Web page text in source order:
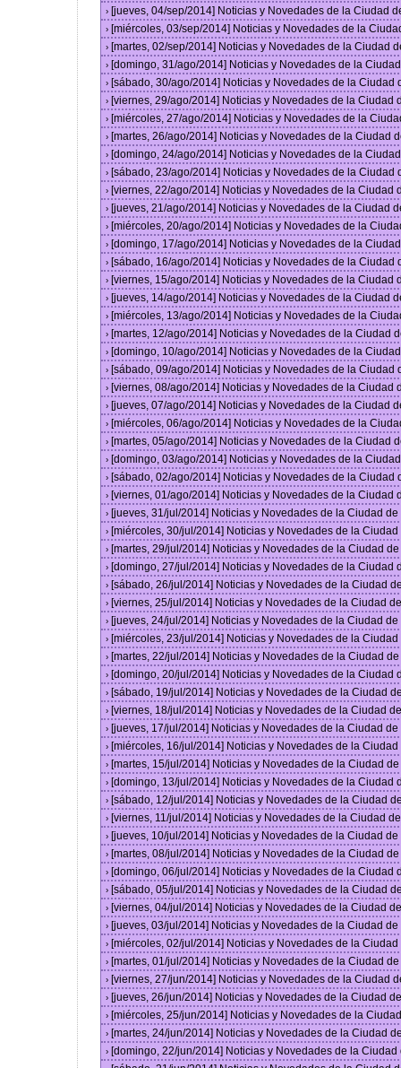
› [jueves, 04/sep/2014] Noticias y Novedades de la Ciudad
› [miércoles, 03/sep/2014] Noticias y Novedades de la
› [martes, 02/sep/2014] Noticias y Novedades de la Ciudad
› [domingo, 31/ago/2014] Noticias y Novedades de la
› [sábado, 30/ago/2014] Noticias y Novedades de la Ciudad
› [viernes, 29/ago/2014] Noticias y Novedades de la Ciudad
› [miércoles, 27/ago/2014] Noticias y Novedades de la
› [martes, 26/ago/2014] Noticias y Novedades de la Ciudad
› [domingo, 24/ago/2014] Noticias y Novedades de la
› [sábado, 23/ago/2014] Noticias y Novedades de la Ciudad
› [viernes, 22/ago/2014] Noticias y Novedades de la Ciudad
› [jueves, 21/ago/2014] Noticias y Novedades de la Ciudad
› [miércoles, 20/ago/2014] Noticias y Novedades de la
› [domingo, 17/ago/2014] Noticias y Novedades de la
› [sábado, 16/ago/2014] Noticias y Novedades de la Ciudad
› [viernes, 15/ago/2014] Noticias y Novedades de la Ciudad
› [jueves, 14/ago/2014] Noticias y Novedades de la Ciudad
› [miércoles, 13/ago/2014] Noticias y Novedades de la
› [martes, 12/ago/2014] Noticias y Novedades de la Ciudad
› [domingo, 10/ago/2014] Noticias y Novedades de la
› [sábado, 09/ago/2014] Noticias y Novedades de la Ciudad
› [viernes, 08/ago/2014] Noticias y Novedades de la Ciudad
› [jueves, 07/ago/2014] Noticias y Novedades de la Ciudad
› [miércoles, 06/ago/2014] Noticias y Novedades de la
› [martes, 05/ago/2014] Noticias y Novedades de la Ciudad
› [domingo, 03/ago/2014] Noticias y Novedades de la
› [sábado, 02/ago/2014] Noticias y Novedades de la Ciudad
› [viernes, 01/ago/2014] Noticias y Novedades de la Ciudad
› [jueves, 31/jul/2014] Noticias y Novedades de la Ciudad
› [miércoles, 30/jul/2014] Noticias y Novedades de la
› [martes, 29/jul/2014] Noticias y Novedades de la Ciudad
› [domingo, 27/jul/2014] Noticias y Novedades de la Ciudad
› [sábado, 26/jul/2014] Noticias y Novedades de la Ciudad
› [viernes, 25/jul/2014] Noticias y Novedades de la Ciudad
› [jueves, 24/jul/2014] Noticias y Novedades de la Ciudad
› [miércoles, 23/jul/2014] Noticias y Novedades de la
› [martes, 22/jul/2014] Noticias y Novedades de la Ciudad
› [domingo, 20/jul/2014] Noticias y Novedades de la Ciudad
› [sábado, 19/jul/2014] Noticias y Novedades de la Ciudad
› [viernes, 18/jul/2014] Noticias y Novedades de la Ciudad
› [jueves, 17/jul/2014] Noticias y Novedades de la Ciudad
› [miércoles, 16/jul/2014] Noticias y Novedades de la
› [martes, 15/jul/2014] Noticias y Novedades de la Ciudad
› [domingo, 13/jul/2014] Noticias y Novedades de la Ciudad
› [sábado, 12/jul/2014] Noticias y Novedades de la Ciudad
› [viernes, 11/jul/2014] Noticias y Novedades de la Ciudad
› [jueves, 10/jul/2014] Noticias y Novedades de la Ciudad
› [martes, 08/jul/2014] Noticias y Novedades de la Ciudad
› [domingo, 06/jul/2014] Noticias y Novedades de la Ciudad
› [sábado, 05/jul/2014] Noticias y Novedades de la Ciudad
› [viernes, 04/jul/2014] Noticias y Novedades de la Ciudad
› [jueves, 03/jul/2014] Noticias y Novedades de la Ciudad
› [miércoles, 02/jul/2014] Noticias y Novedades de la
› [martes, 01/jul/2014] Noticias y Novedades de la Ciudad
› [viernes, 27/jun/2014] Noticias y Novedades de la Ciudad
› [jueves, 26/jun/2014] Noticias y Novedades de la Ciudad
› [miércoles, 25/jun/2014] Noticias y Novedades de la
› [martes, 24/jun/2014] Noticias y Novedades de la Ciudad
› [domingo, 22/jun/2014] Noticias y Novedades de la